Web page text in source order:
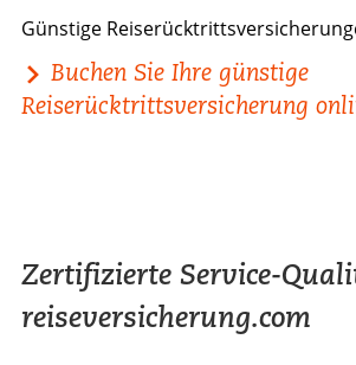
Günstige
Buchen Sie Ihre günstige
Reiserücktrittsversicherung
Zertifizierte Service-
reiseversicherung.com